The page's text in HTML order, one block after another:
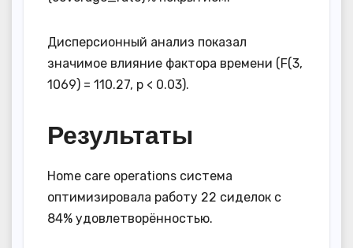
Дисперсионный анализ показал
значимое влияние фактора времени (F(3,
1069) = 110.27, p < 0.03).
Результаты
Home care operations система
оптимизировала работу 22 сиделок с
84% удовлетворённостью.